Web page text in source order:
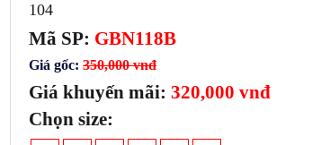
104
Mã SP: GBN118B
Giá gốc: 350,000 vnđ
Giá khuyến mãi: 320,000 vnđ
Chọn size: